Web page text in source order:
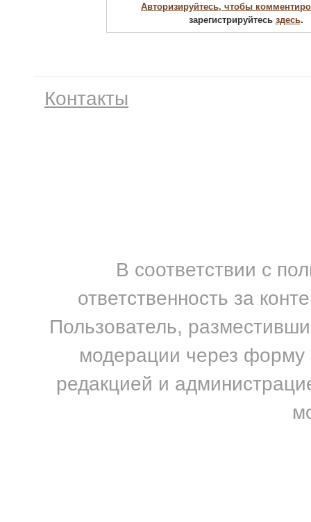
Авторизируйтесь, чтобы
зарегистрируйтесь здесь.
Контакты
В соответствии с
ответственность за
Пользователь,
модерации через форму
редакцией и